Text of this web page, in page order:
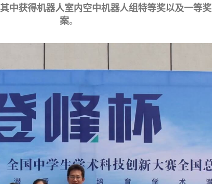
其中获得机器人室内空中机器人组特等奖以及一等奖
案。